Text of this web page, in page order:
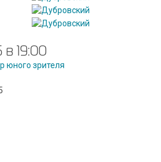
19:00
юного зрителя